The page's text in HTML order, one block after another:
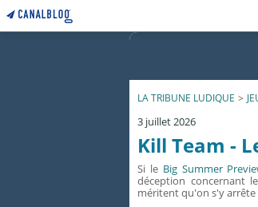
LA TRIBUNE LUDIQUE >
3 juillet 2026
Kill Team -
Si le Big Summer
déception concernant
méritent qu'on s'y arrête